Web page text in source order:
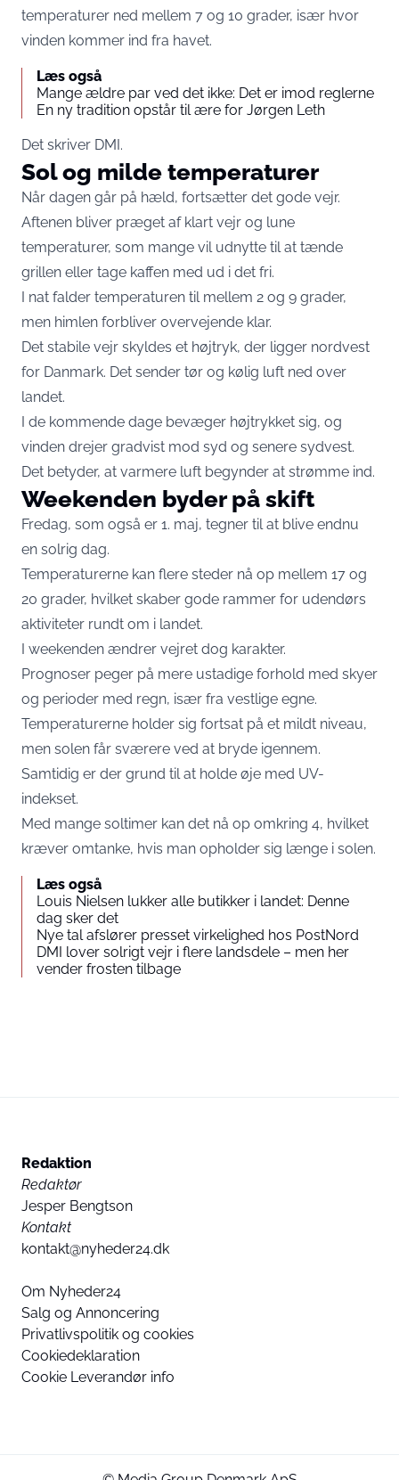
temperaturer ned mellem 7 og 10 grader, især hvor
vinden kommer ind fra havet.
Læs også
Mange ældre par ved det ikke: Det er imod reglerne
En ny tradition opstår til ære for Jørgen Leth
Det skriver DMI.
Sol og milde temperaturer
Når dagen går på hæld, fortsætter det gode vejr.
Aftenen bliver præget af klart vejr og lune
temperaturer, som mange vil udnytte til at tænde
grillen eller tage kaffen med ud i det fri.
I nat falder temperaturen til mellem 2 og 9 grader,
men himlen forbliver overvejende klar.
Det stabile vejr skyldes et højtryk, der ligger nordvest
for Danmark. Det sender tør og kølig luft ned over
landet.
I de kommende dage bevæger højtrykket sig, og
vinden drejer gradvist mod syd og senere sydvest.
Det betyder, at varmere luft begynder at strømme ind.
Weekenden byder på skift
Fredag, som også er 1. maj, tegner til at blive endnu
en solrig dag.
Temperaturerne kan flere steder nå op mellem 17 og
20 grader, hvilket skaber gode rammer for udendørs
aktiviteter rundt om i landet.
I weekenden ændrer vejret dog karakter.
Prognoser peger på mere ustadige forhold med skyer
og perioder med regn, især fra vestlige egne.
Temperaturerne holder sig fortsat på et mildt niveau,
men solen får sværere ved at bryde igennem.
Samtidig er der grund til at holde øje med UV-
indekset.
Med mange soltimer kan det nå op omkring 4, hvilket
kræver omtanke, hvis man opholder sig længe i solen.
Læs også
Louis Nielsen lukker alle butikker i landet: Denne
dag sker det
Nye tal afslører presset virkelighed hos PostNord
DMI lover solrigt vejr i flere landsdele – men her
vender frosten tilbage
Redaktion
Redaktør
Jesper Bengtson
Kontakt
kontakt@nyheder24.dk
Om Nyheder24
Salg og Annoncering
Privatlivspolitik og cookies
Cookiedeklaration
Cookie Leverandør info